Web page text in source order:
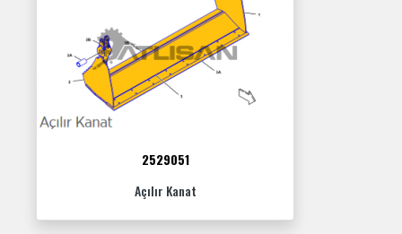
2529051
Açılır Kanat